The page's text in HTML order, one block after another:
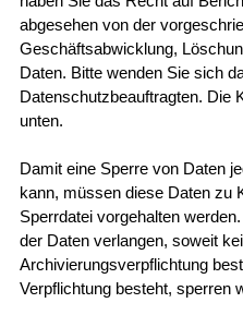
abgesehen von der
Geschäftsabwicklung,
Daten. Bitte wenden Sie sich
Datenschutzbeauftragten. Die
unten.
Damit eine Sperre von Daten
kann, müssen diese Daten zu
Sperrdatei vorgehalten
der Daten verlangen, soweit
Archivierungsverpflichtung
Verpflichtung besteht, sperren